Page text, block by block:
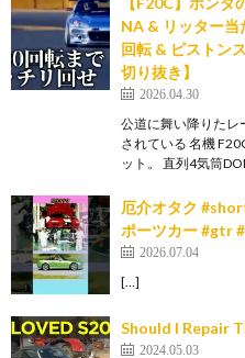
NA & リッター
回転 & ピストン
切り抜き】
2026.04.30
公道に舞い降りたレ
されている 名機
ット。 直列4気筒
厄介オタク
ポーツカー #gtr
2026.07.04
[…]
Should I Repair
2024.05.03